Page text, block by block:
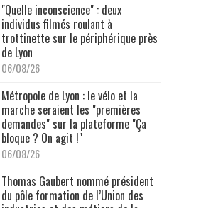
"Quelle inconscience" : deux
individus filmés roulant à
trottinette sur le périphérique près
de Lyon
06/08/26
Métropole de Lyon : le vélo et la
marche seraient les "premières
demandes" sur la plateforme "Ça
bloque ? On agit !"
06/08/26
Thomas Gaubert nommé président
du pôle formation de l’Union des